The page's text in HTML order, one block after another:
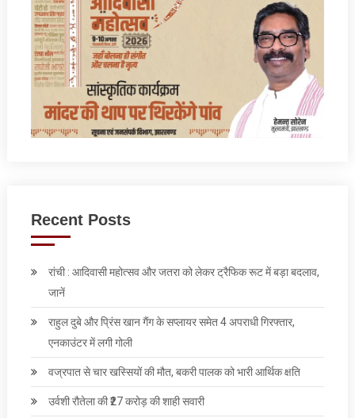
Recent Posts
रांची : आदिवासी महोत्सव और जतरा को लेकर ट्रैफिक रूट में बड़ा बदलाव,
जानें
राहुल दुबे और प्रिंस खान गैंग के सप्लायर समेत 4 अपराधी गिरफ्तार,
एनकाउंटर में लगी गोली
वज्रपात से चार खस्सियों की मौत, बकरी पालक को भारी आर्थिक क्षति
उर्वशी रौतेला की ₹27 करोड़ की शाही सवारी